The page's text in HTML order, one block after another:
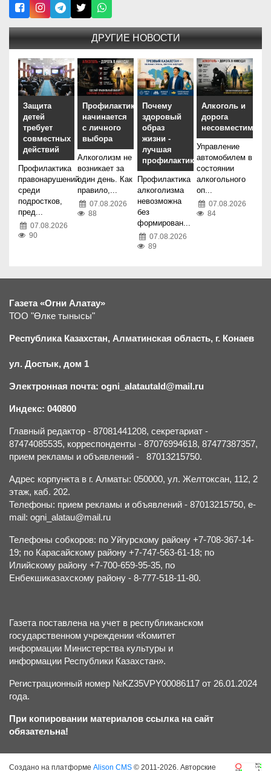
ДРУГИЕ НОВОСТИ
Защита
детей
требует
совместных
действий
Профилактика
правонарушений
среди
подростков,
пред...
07.08.2026
90
Профилактика
начинается
с личного
выбора
Алкоголизм не
возникает за
один день. Как
правило,...
07.08.2026
88
Почему
здоровый
образ
жизни -
лучшая
профилактика
Профилактика
алкоголизма
невозможна
без
формирован...
07.08.2026
89
Алкоголь и
дорога
несовместимы
Управление
автомобилем в
состоянии
алкогольного
оп...
07.08.2026
84
Газета «Огни Алатау»
ТОО "Өлке тынысы"
Республика Казахстан, Алматинская область, г. Конаев
ул. Достык, дом 1
Электронная почта: ogni_alatautald@mail.ru
Индекс: 040800
Главный редактор - 87081441208, секретариат -
87474085535, корреспонденты - 87076994618, 87477387357,
прием рекламы и объявлений - 87013215750.
Адрес корпункта в г. Алматы: 050000, ул. Желтоксан, 112, 2
этаж, каб. 202.
Телефоны: прием рекламы и объявлений - 87013215750, e-
mail: ogni_alatau@mail.ru
Телефоны собкоров: по Уйгурскому району +7-708-367-14-
19; по Карасайскому району +7-747-563-61-18; по
Илийскому району +7-700-659-95-35, по
Енбекшиказахскому району - 8-777-518-11-80.
Газета поставлена на учет в республиканском
государственном учреждении «Комитет
информации Министерства культуры и
информации Республики Казахстан».
Регистрационный номер №KZ35VPY00086117 от 26.01.2024
года.
При копировании материалов ссылка на сайт
обязательна!
Создано на платформе Alison CMS © 2011-2026. Авторские